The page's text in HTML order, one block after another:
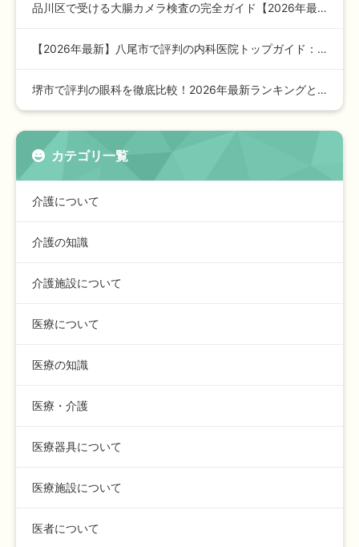
品川区で受ける大腸カメラ検査の完全ガイド【2026年最新版】
【2026年最新】八尾市で評判の内科医院トップガイド：安心の…
堺市で評判の眼科を徹底比較！2026年最新ランキングと選び方…
カテゴリ一覧
介護について
介護の知識
介護施設について
医療について
医療の知識
医療・介護
医療器具について
医療施設について
医者について